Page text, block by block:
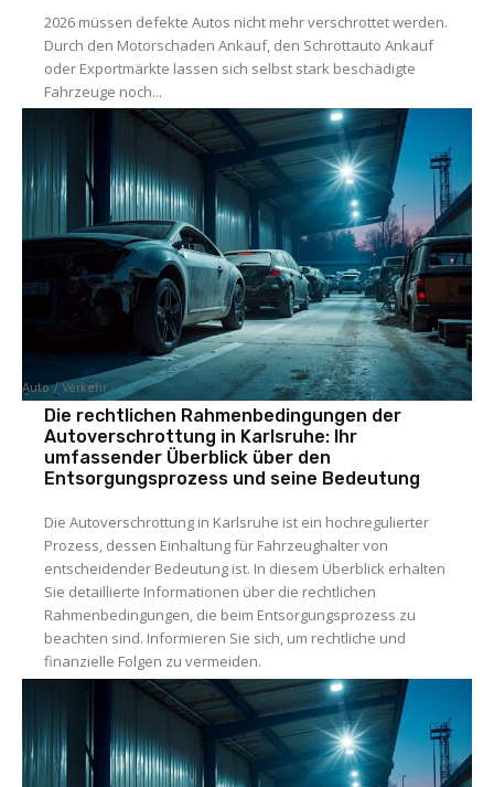
2026 müssen defekte Autos nicht mehr verschrottet werden.
Durch den Motorschaden Ankauf, den Schrottauto Ankauf
oder Exportmärkte lassen sich selbst stark beschädigte
Fahrzeuge noch...
Auto / Verkehr
Die rechtlichen Rahmenbedingungen der
Autoverschrottung in Karlsruhe: Ihr
umfassender Überblick über den
Entsorgungsprozess und seine Bedeutung
Die Autoverschrottung in Karlsruhe ist ein hochregulierter
Prozess, dessen Einhaltung für Fahrzeughalter von
entscheidender Bedeutung ist. In diesem Überblick erhalten
Sie detaillierte Informationen über die rechtlichen
Rahmenbedingungen, die beim Entsorgungsprozess zu
beachten sind. Informieren Sie sich, um rechtliche und
finanzielle Folgen zu vermeiden.